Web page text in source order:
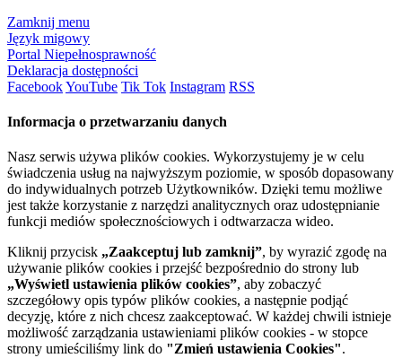
Zamknij menu
Język migowy
Portal Niepełnosprawność
Deklaracja dostępności
FacebookYouTube Tik Tok Instagram RSS
Informacja o przetwarzaniu danych
Nasz serwis używa plików cookies. Wykorzystujemy je w celu
świadczenia usług na najwyższym poziomie, w sposób dopasowany
do indywidualnych potrzeb Użytkowników. Dzięki temu możliwe
jest także korzystanie z narzędzi analitycznych oraz udostępnianie
funkcji mediów społecznościowych i odtwarzacza wideo.
Kliknij przycisk „Zaakceptuj lub zamknij”, by wyrazić zgodę na
używanie plików cookies i przejść bezpośrednio do strony lub
„Wyświetl ustawienia plików cookies”, aby zobaczyć
szczegółowy opis typów plików cookies, a następnie podjąć
decyzję, które z nich chcesz zaakceptować. W każdej chwili istnieje
możliwość zarządzania ustawieniami plików cookies - w stopce
strony umieściliśmy link do "Zmień ustawienia Cookies".